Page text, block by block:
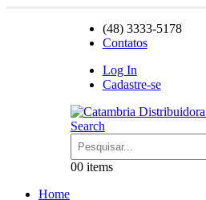
(48) 3333-5178
Contatos
Log In
Cadastre-se
Search
00 items
Home